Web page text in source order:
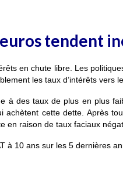
tendent
en chute libre. Les
les taux d’intérêts vers
à des taux de plus en plus
achètent cette dette. Après
en raison de taux faciaux
à 10 ans sur les 5 dernières